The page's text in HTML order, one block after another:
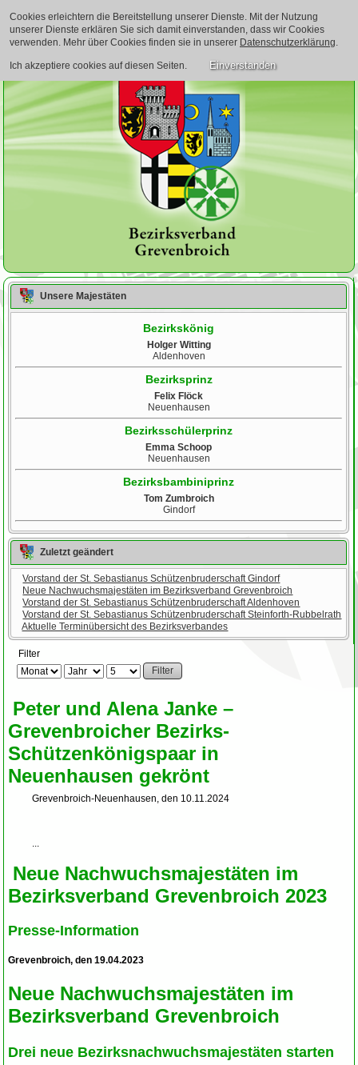
Unsere Majestäten
Bezirkskönig
Holger Witting
Aldenhoven
Bezirksprinz
Felix Flöck
Neuenhausen
Bezirksschülerprinz
Emma Schoop
Neuenhausen
Bezirksbambiniprinz
Tom Zumbroich
Gindorf
Zuletzt geändert
Vorstand der St. Sebastianus Schützenbruderschaft Gindorf
Neue Nachwuchsmajestäten im Bezirksverband Grevenbroich
Vorstand der St. Sebastianus Schützenbruderschaft Aldenhoven
Vorstand der St. Sebastianus Schützenbruderschaft Steinforth-Rubbelrath
Aktuelle Terminübersicht des Bezirksverbandes
Filter
Filter
Peter und Alena Janke –
Grevenbroicher Bezirks-
Schützenkönigspaar in
Neuenhausen gekrönt
Grevenbroich-Neuenhausen, den 10.11.2024
Neue Nachwuchsmajestäten im
Bezirksverband Grevenbroich 2023
Presse-Information
Grevenbroich, den 19.04.2023
Neue Nachwuchsmajestäten im
Bezirksverband Grevenbroich
Drei neue Bezirksnachwuchsmajestäten starten
Cookies erleichtern die Bereitstellung unserer Dienste. Mit der Nutzung
unserer Dienste erklären Sie sich damit einverstanden, dass wir Cookies
verwenden. Mehr über Cookies finden sie in unserer Datenschutzerklärung.
Ich akzeptiere cookies auf diesen Seiten. Einverstanden